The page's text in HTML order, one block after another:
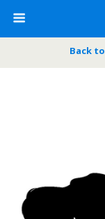
Back to